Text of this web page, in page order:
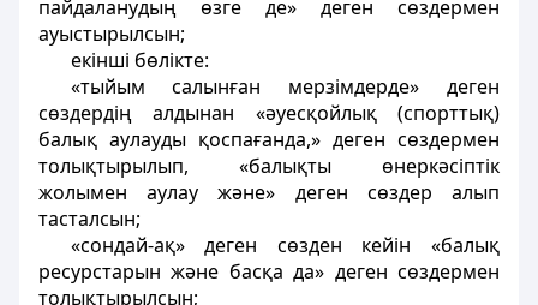
пайдаланудың өзге де» деген сөздермен
ауыстырылсын;
екінші бөлікте:
«тыйым салынған мерзімдерде» деген
сөздердің алдынан «әуесқойлық (спорттық)
балық аулауды қоспағанда,» деген сөздермен
толықтырылып, «балықты өнеркәсіптік
жолымен аулау және» деген сөздер алып
тасталсын;
«сондай-ақ» деген сөзден кейін «балық
ресурстарын және басқа да» деген сөздермен
толықтырылсын;